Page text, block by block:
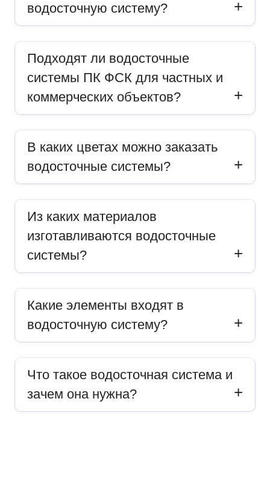
водосточную систему?
Подходят ли водосточные
системы ПК ФСК для частных и
коммерческих объектов?
В каких цветах можно заказать
водосточные системы?
Из каких материалов
изготавливаются водосточные
системы?
Какие элементы входят в
водосточную систему?
Что такое водосточная система и
зачем она нужна?